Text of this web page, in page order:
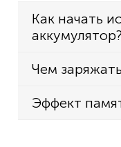
Kenwood TK-
Kenwood TK-
Kenwood TK-
Kenwood TK-
Как начать
аккумулятор?
Чем
Эффект